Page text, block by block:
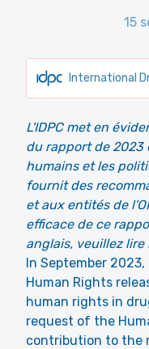
15
International
L'IDPC met en
du rapport de 2023
humains et les
fournit des
et aux entités de
efficace de ce
anglais, veuillez
In September
Human Rights
human rights in
request of the
contribution to the